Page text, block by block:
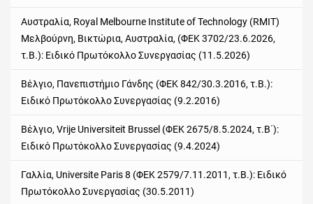
Αυστραλία, Royal Melbourne Institute of Technology (RMIT)
Μελβούρνη, Βικτώρια, Αυστραλία, (ΦΕΚ 3702/23.6.2026,
τ.Β.): Ειδικό Πρωτόκολλο Συνεργασίας (11.5.2026)
Βέλγιο, Πανεπιστήμιο Γάνδης (ΦΕΚ 842/30.3.2016, τ.Β.):
Ειδικό Πρωτόκολλο Συνεργασίας (9.2.2016)
Βέλγιο, Vrije Universiteit Brussel (ΦΕΚ 2675/8.5.2024, τ.Β΄):
Ειδικό Πρωτόκολλο Συνεργασίας (9.4.2024)
Γαλλία, Universite Paris 8 (ΦΕΚ 2579/7.11.2011, τ.Β.): Ειδικό
Πρωτόκολλο Συνεργασίας (30.5.2011)